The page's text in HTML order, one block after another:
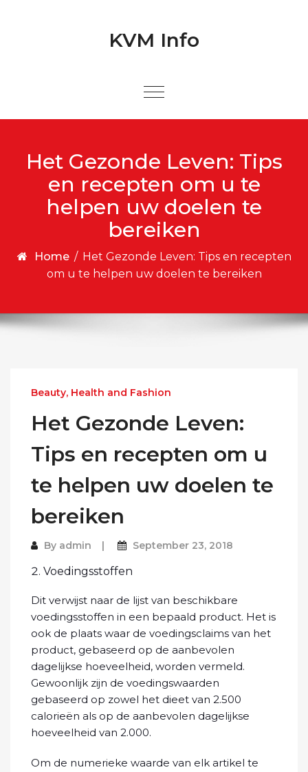
KVM Info
Het Gezonde Leven: Tips
en recepten om u te
helpen uw doelen te
bereiken
Home / Het Gezonde Leven: Tips en recepten
om u te helpen uw doelen te bereiken
Beauty, Health and Fashion
Het Gezonde Leven:
Tips en recepten om u
te helpen uw doelen te
bereiken
By admin September 23, 2018
Voedingsstoffen
Dit verwijst naar de lijst van beschikbare
voedingsstoffen in een bepaald product. Het is
ook de plaats waar de voedingsclaims van het
product, gebaseerd op de aanbevolen
dagelijkse hoeveelheid, worden vermeld.
Gewoonlijk zijn de voedingswaarden
gebaseerd op zowel het dieet van 2.500
calorieën als op de aanbevolen dagelijkse
hoeveelheid van 2.000.
Om de numerieke waarde van elk artikel te